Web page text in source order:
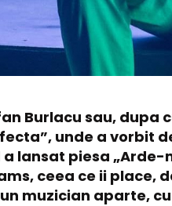
Burlacu sau, dupa
unde a vorbit
lansat piesa
ceea ce ii place,
muzician aparte,